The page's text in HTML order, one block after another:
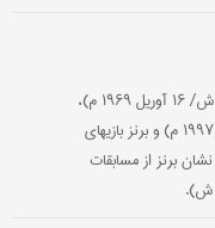
اصلانی \aslānī\، حسن (ز ۲۷ فروردین ۱۳۴۸ ش/ ۱۶ آوریل ۱۹۶۹ م)،
تکواندوکار، و برندۀ نشان نقرۀ مسابقات جهانی (۱۹۹۷ م) و برنز بازیهای
برندۀ نشان برنز از مسابقات